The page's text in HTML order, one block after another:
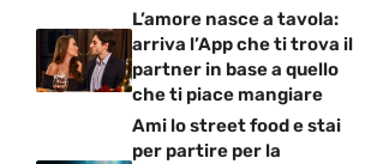
L’amore nasce a tavola:
arriva l’App che ti trova il
partner in base a quello
che ti piace mangiare
Ami lo street food e stai
per partire per la